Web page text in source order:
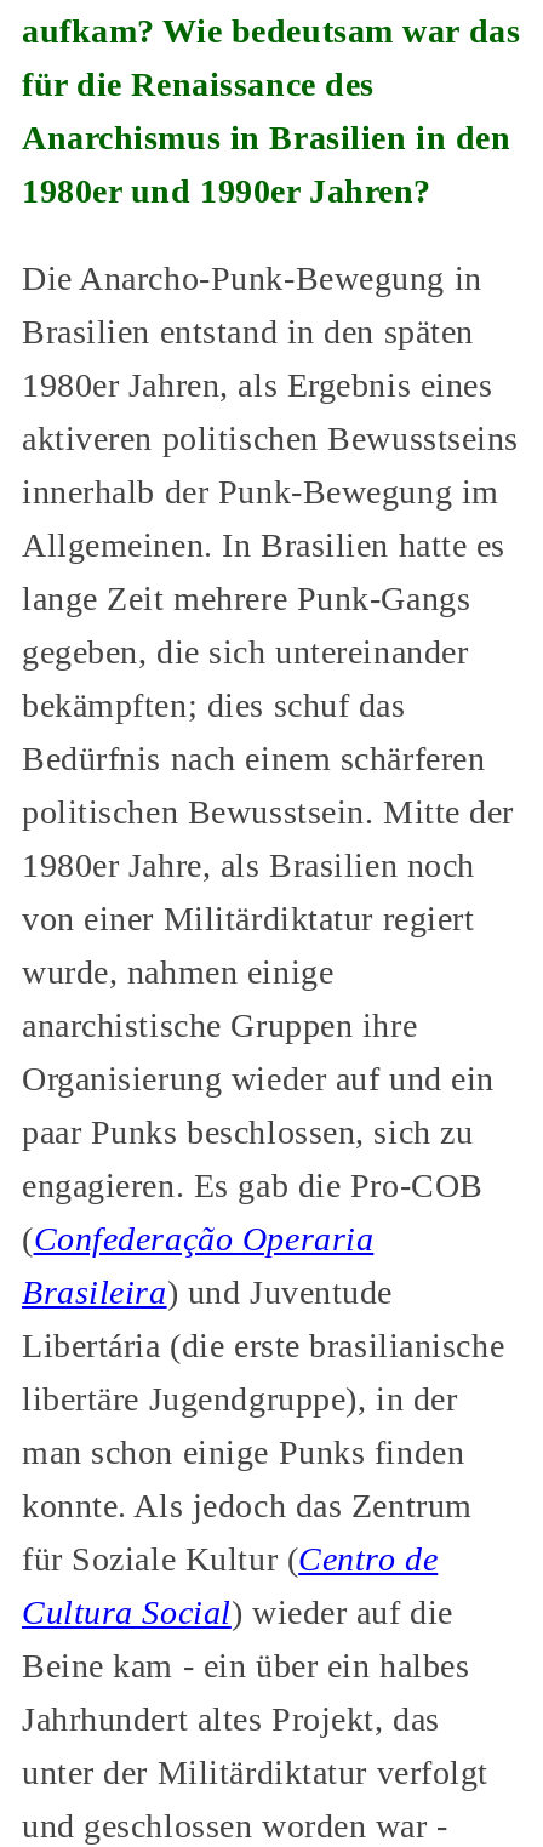
aufkam? Wie bedeutsam war das
für die Renaissance des
Anarchismus in Brasilien in den
1980er und 1990er Jahren?
Die Anarcho-Punk-Bewegung in
Brasilien entstand in den späten
1980er Jahren, als Ergebnis eines
aktiveren politischen Bewusstseins
innerhalb der Punk-Bewegung im
Allgemeinen. In Brasilien hatte es
lange Zeit mehrere Punk-Gangs
gegeben, die sich untereinander
bekämpften; dies schuf das
Bedürfnis nach einem schärferen
politischen Bewusstsein. Mitte der
1980er Jahre, als Brasilien noch
von einer Militärdiktatur regiert
wurde, nahmen einige
anarchistische Gruppen ihre
Organisierung wieder auf und ein
paar Punks beschlossen, sich zu
engagieren. Es gab die Pro-COB
(Confederação Operaria
Brasileira) und Juventude
Libertária (die erste brasilianische
libertäre Jugendgruppe), in der
man schon einige Punks finden
konnte. Als jedoch das Zentrum
für Soziale Kultur (Centro de
Cultura Social) wieder auf die
Beine kam - ein über ein halbes
Jahrhundert altes Projekt, das
unter der Militärdiktatur verfolgt
und geschlossen worden war -